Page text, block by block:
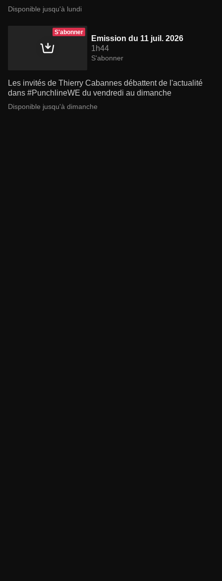
Disponible jusqu'à lundi
S'abonner
Emission du 11 juil. 2026
1h44
S'abonner
Les invités de Thierry Cabannes débattent de l'actualité
dans #PunchlineWE du vendredi au dimanche
Disponible jusqu'à dimanche